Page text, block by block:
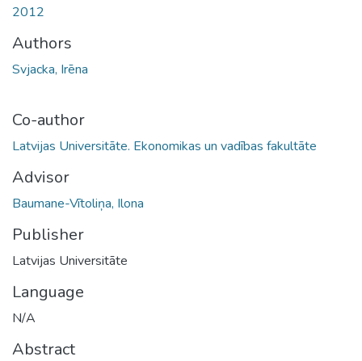
2012
Authors
Svjacka, Irēna
Co-author
Latvijas Universitāte. Ekonomikas un vadības fakultāte
Advisor
Baumane-Vītoliņa, Ilona
Publisher
Latvijas Universitāte
Language
N/A
Abstract